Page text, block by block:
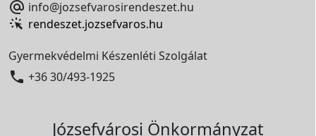
 info@jozsefvarosirendeszet.hu
rendeszet.jozsefvaros.hu
Gyermekvédelmi Készenléti Szolgálat
 +36 30/493-1925
Józsefvárosi Önkormányzat